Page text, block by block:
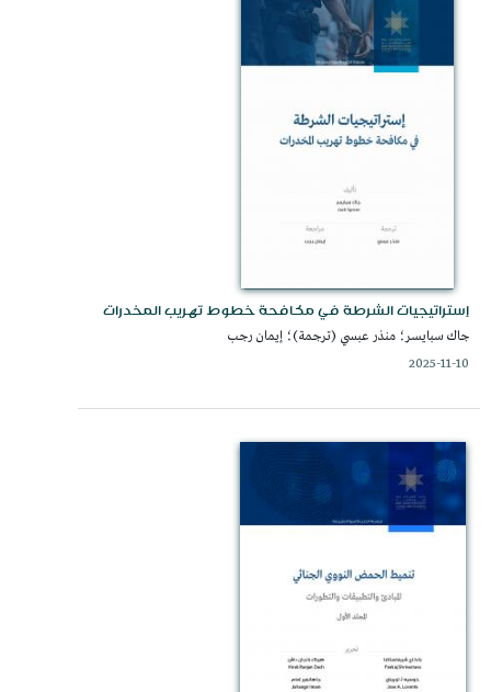
إستراتيجيات الشرطة في مكافحة خطوط تهريب المخدرات
جاك سبايسر؛ منذر عبسي (ترجمة)؛ إيمان رجب
2025-11-10